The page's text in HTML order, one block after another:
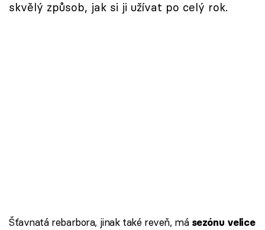
skvělý způsob, jak si ji užívat po celý rok.
Šťavnatá rebarbora, jinak také reveň, má sezónu velice